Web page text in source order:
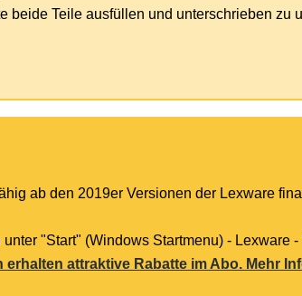
beide Teile ausfüllen und unterschrieben zu
ab den 2019er Versionen der Lexware
"Start" (Windows Startmenu) -
attraktive Rabatte im Abo. Mehr